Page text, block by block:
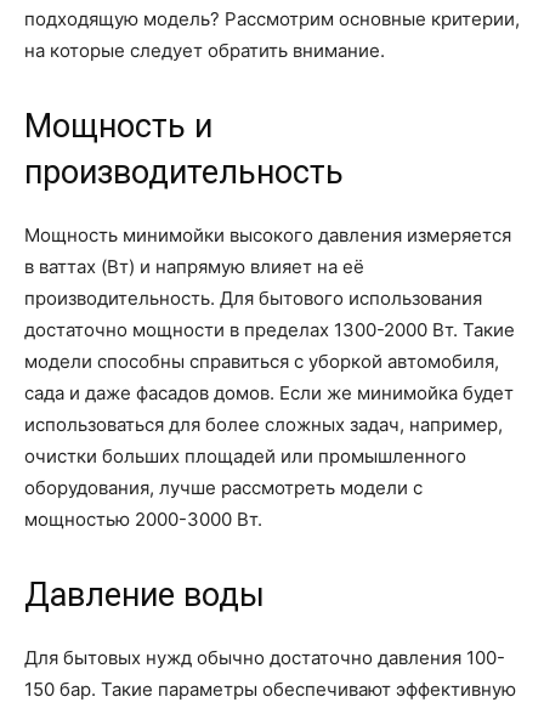
нем
подходящую модель? Рассмотрим основные критерии,
на которые следует обратить внимание.
Мощность и
производительность
Мощность минимойки высокого давления измеряется
в ваттах (Вт) и напрямую влияет на её
производительность. Для бытового использования
достаточно мощности в пределах 1300-2000 Вт. Такие
модели способны справиться с уборкой автомобиля,
сада и даже фасадов домов. Если же минимойка будет
использоваться для более сложных задач, например,
очистки больших площадей или промышленного
оборудования, лучше рассмотреть модели с
мощностью 2000-3000 Вт.
Давление воды
Для бытовых нужд обычно достаточно давления 100-
150 бар. Такие параметры обеспечивают эффективную